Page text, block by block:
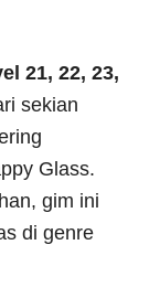
21, 22, 23,
sekian
Glass.
gim ini
di genre